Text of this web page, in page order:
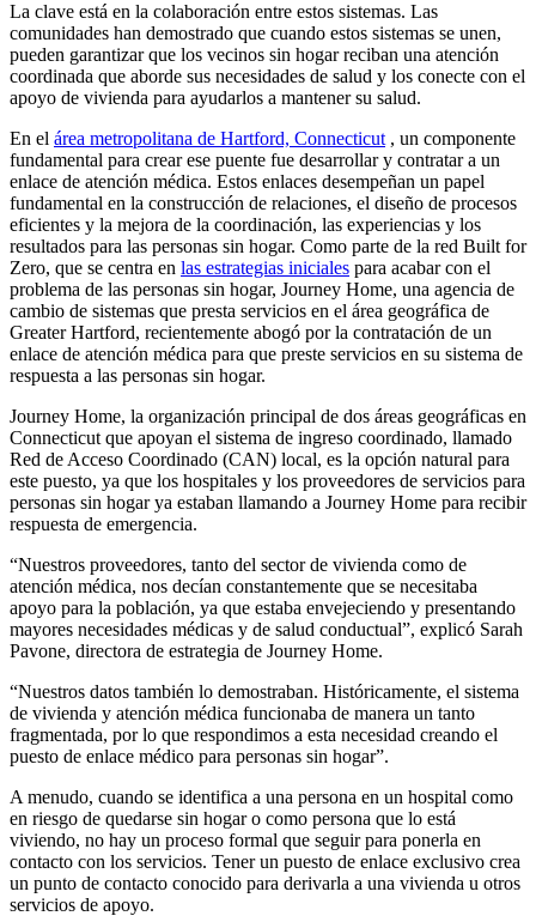
La clave está en la colaboración entre estos sistemas. Las
comunidades han demostrado que cuando estos sistemas se unen,
pueden garantizar que los vecinos sin hogar reciban una atención
coordinada que aborde sus necesidades de salud y los conecte con el
apoyo de vivienda para ayudarlos a mantener su salud.
En el área metropolitana de Hartford, Connecticut , un componente
fundamental para crear ese puente fue desarrollar y contratar a un
enlace de atención médica. Estos enlaces desempeñan un papel
fundamental en la construcción de relaciones, el diseño de procesos
eficientes y la mejora de la coordinación, las experiencias y los
resultados para las personas sin hogar. Como parte de la red Built for
Zero, que se centra en las estrategias iniciales para acabar con el
problema de las personas sin hogar, Journey Home, una agencia de
cambio de sistemas que presta servicios en el área geográfica de
Greater Hartford, recientemente abogó por la contratación de un
enlace de atención médica para que preste servicios en su sistema de
respuesta a las personas sin hogar.
Journey Home, la organización principal de dos áreas geográficas en
Connecticut que apoyan el sistema de ingreso coordinado, llamado
Red de Acceso Coordinado (CAN) local, es la opción natural para
este puesto, ya que los hospitales y los proveedores de servicios para
personas sin hogar ya estaban llamando a Journey Home para recibir
respuesta de emergencia.
“Nuestros proveedores, tanto del sector de vivienda como de
atención médica, nos decían constantemente que se necesitaba
apoyo para la población, ya que estaba envejeciendo y presentando
mayores necesidades médicas y de salud conductual”, explicó Sarah
Pavone, directora de estrategia de Journey Home.
“Nuestros datos también lo demostraban. Históricamente, el sistema
de vivienda y atención médica funcionaba de manera un tanto
fragmentada, por lo que respondimos a esta necesidad creando el
puesto de enlace médico para personas sin hogar”.
A menudo, cuando se identifica a una persona en un hospital como
en riesgo de quedarse sin hogar o como persona que lo está
viviendo, no hay un proceso formal que seguir para ponerla en
contacto con los servicios. Tener un puesto de enlace exclusivo crea
un punto de contacto conocido para derivarla a una vivienda u otros
servicios de apoyo.